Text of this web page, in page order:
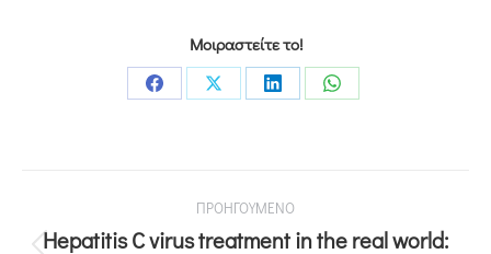
Μοιραστείτε το!
ΠΡΟΗΓΟΥΜΕΝΟ
Hepatitis C virus treatment in the real world: